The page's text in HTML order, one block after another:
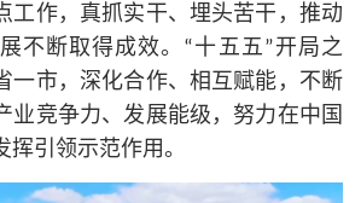
工作，真抓实干、埋头苦干，推动
不断取得成效。“十五五”开局之
一市，深化合作、相互赋能，不断
业竞争力、发展能级，努力在中国
引领示范作用。